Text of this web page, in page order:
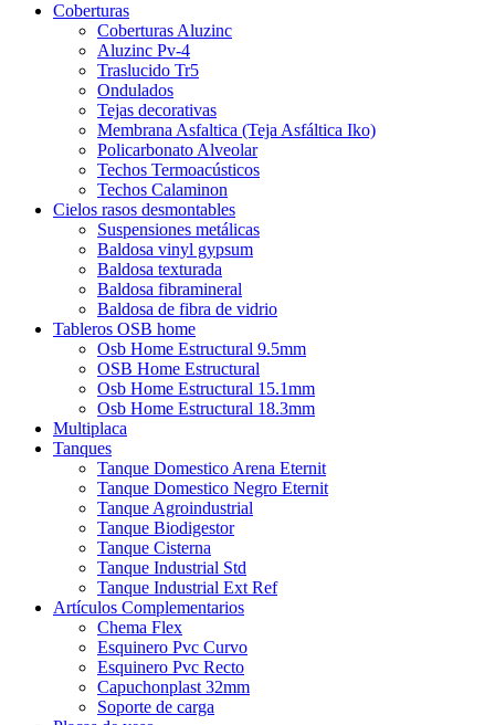
Coberturas
Coberturas Aluzinc
Aluzinc Pv-4
Traslucido Tr5
Ondulados
Tejas decorativas
Membrana Asfaltica (Teja Asfáltica Iko)
Policarbonato Alveolar
Techos Termoacústicos
Techos Calaminon
Cielos rasos desmontables
Suspensiones metálicas
Baldosa vinyl gypsum
Baldosa texturada
Baldosa fibramineral
Baldosa de fibra de vidrio
Tableros OSB home
Osb Home Estructural 9.5mm
OSB Home Estructural
Osb Home Estructural 15.1mm
Osb Home Estructural 18.3mm
Multiplaca
Tanques
Tanque Domestico Arena Eternit
Tanque Domestico Negro Eternit
Tanque Agroindustrial
Tanque Biodigestor
Tanque Cisterna
Tanque Industrial Std
Tanque Industrial Ext Ref
Artículos Complementarios
Chema Flex
Esquinero Pvc Curvo
Esquinero Pvc Recto
Capuchonplast 32mm
Soporte de carga